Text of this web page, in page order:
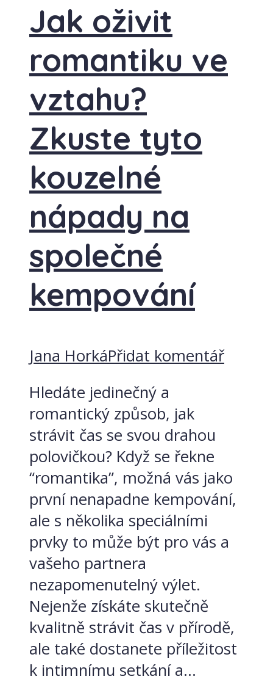
Jak oživit
romantiku ve
vztahu?
Zkuste tyto
kouzelné
nápady na
společné
kempování
Jana HorkáPřidat komentář
Hledáte jedinečný a
romantický způsob, jak
strávit čas se svou drahou
polovičkou? Když se řekne
“romantika”, možná vás jako
první nenapadne kempování,
ale s několika speciálními
prvky to může být pro vás a
vašeho partnera
nezapomenutelný výlet.
Nejenže získáte skutečně
kvalitně strávit čas v přírodě,
ale také dostanete příležitost
k intimnímu setkání a...